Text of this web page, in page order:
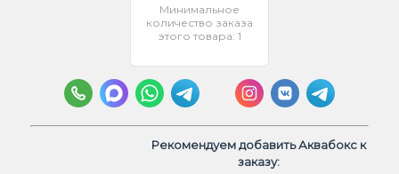
Минимальное
количество заказа
этого товара: 1
Рекомендуем добавить Аквабокс к
заказу: